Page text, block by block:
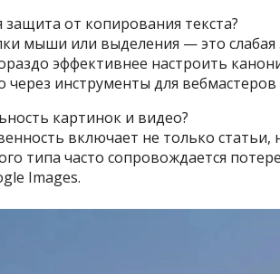
защита от копирования текста?
мыши или выделения — это
эффективнее настроить
инструменты для вебмастеров
картинок и видео?
включает не только
типа часто сопровождается
Images.